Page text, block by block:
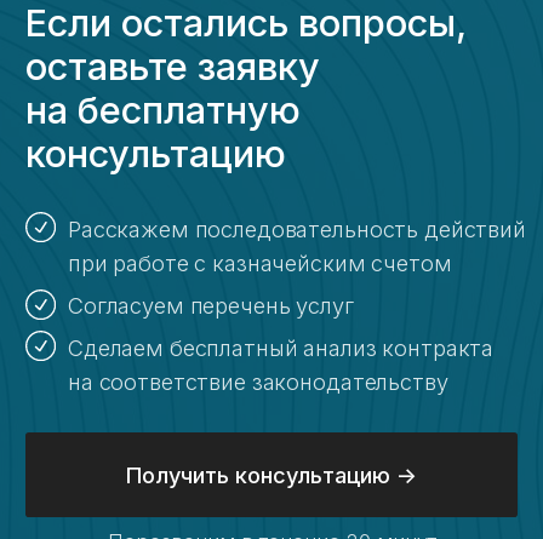
Заказать звонок
+7 (917) 887-95-50
Наши публикации
в онлайн-изданиях
Бесплатный анализ контракта
info@kaznahelp.ru
Пн-Пт: 9:00 - 18:00
Сб-Вс: выходной